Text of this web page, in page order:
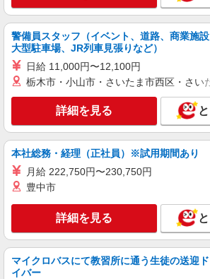
警備員スタッフ（イベント、道路、商業施設
大型駐車場、JR列車見張りなど）
日給 11,000円〜12,100円
栃木市・小山市・さいたま市西区・さい
詳細を見る
本社総務・経理（正社員）※試用期間あり
月給 222,750円〜230,750円
豊中市
詳細を見る
マイクロバスにて教習所に通う生徒の送迎
イバー